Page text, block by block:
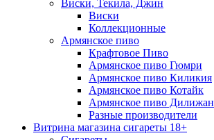
Виски, Текила, Джин
Виски
Коллекционные
Армянское пиво
Крафтовое Пиво
Армянское пиво Гюмри
Армянское пиво Киликия
Армянское пиво Котайк
Армянское пиво Дилижан
Разные производители
Витрина магазина сигареты 18+